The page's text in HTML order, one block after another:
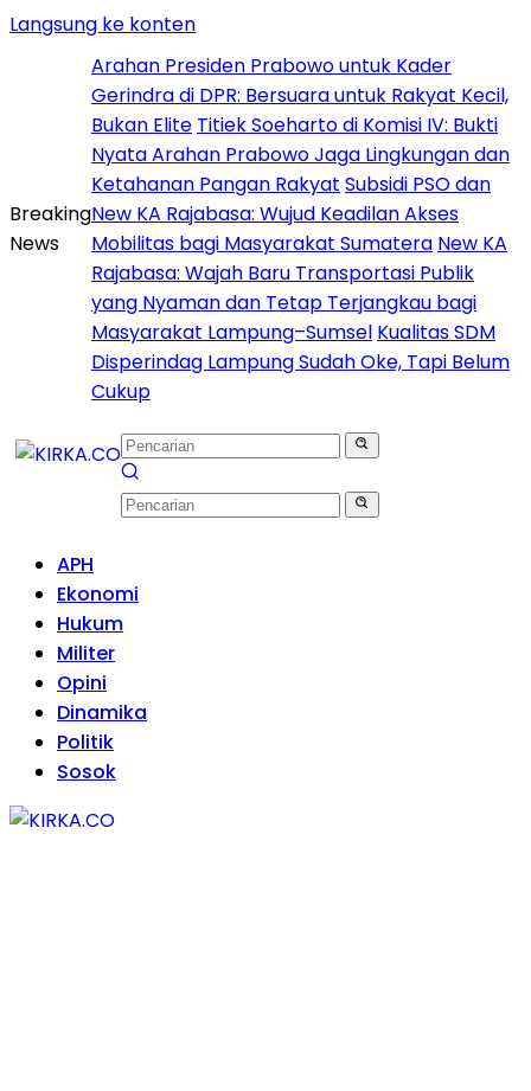
Langsung ke konten
Breaking
News
Arahan Presiden Prabowo untuk Kader
Gerindra di DPR: Bersuara untuk Rakyat Kecil,
Bukan Elite Titiek Soeharto di Komisi IV: Bukti
Nyata Arahan Prabowo Jaga Lingkungan dan
Ketahanan Pangan Rakyat Subsidi PSO dan
New KA Rajabasa: Wujud Keadilan Akses
Mobilitas bagi Masyarakat Sumatera New KA
Rajabasa: Wajah Baru Transportasi Publik
yang Nyaman dan Tetap Terjangkau bagi
Masyarakat Lampung–Sumsel Kualitas SDM
Disperindag Lampung Sudah Oke, Tapi Belum
Cukup
APH
Ekonomi
Hukum
Militer
Opini
Dinamika
Politik
Sosok